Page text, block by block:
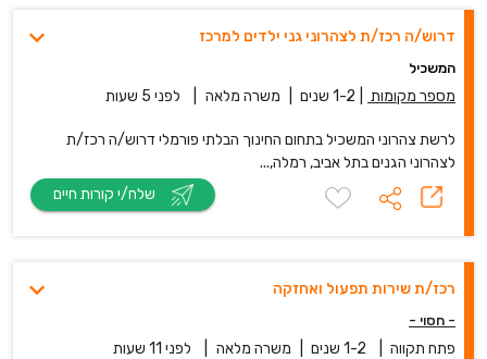
דרוש/ה רכז/ת לצהרוני גני ילדים למרכז
המשכיל
מספר מקומות 1-2 שנים משרה מלאה לפני 5 שעות
לרשת צהרוני המשכיל בתחום החינוך הבלתי פורמלי דרוש/ה רכז/ת
לצהרוני הגנים בתל אביב, רמלה,...
רכז/ת שירות תפעול ואחזקה
- חסוי -
פתח תקווה 1-2 שנים משרה מלאה לפני 11 שעות